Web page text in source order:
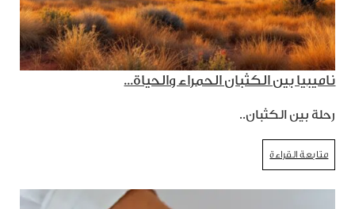
ناميبيا بين الكثبان الحمراء والحياة...
رحلة بين الكثبان..
متابعة القراءة